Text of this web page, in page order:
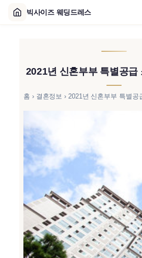
2021년 신혼부부 특별공급
홈 › 결혼정보 › 2021년 신혼부부 특별공
빅사이즈 웨딩드레스